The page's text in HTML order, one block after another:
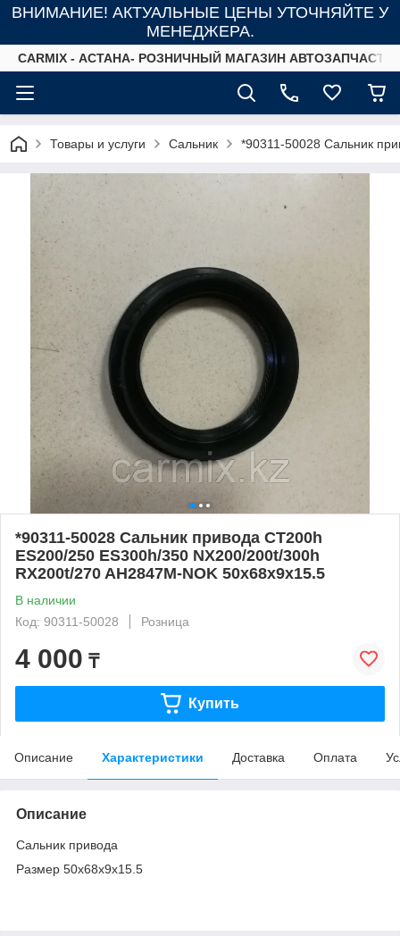
ВНИМАНИЕ! АКТУАЛЬНЫЕ ЦЕНЫ УТОЧНЯЙТЕ У
МЕНЕДЖЕРА.
СARMIX - АСТАНА- РОЗНИЧНЫЙ МАГАЗИН
Товары и услуги Сальник *90311-50028 Сальник
*90311-50028 Сальник привода CT200h
ES200/250 ES300h/350 NX200/200t/300h
RX200t/270 AH2847M-NOK 50x68x9x15.5
В наличии
Код: 90311-50028
Розница
4 000 ₸
Купить
Описание Характеристики Доставка Оплата
Описание
Сальник привода
Размер 50х68х9х15.5